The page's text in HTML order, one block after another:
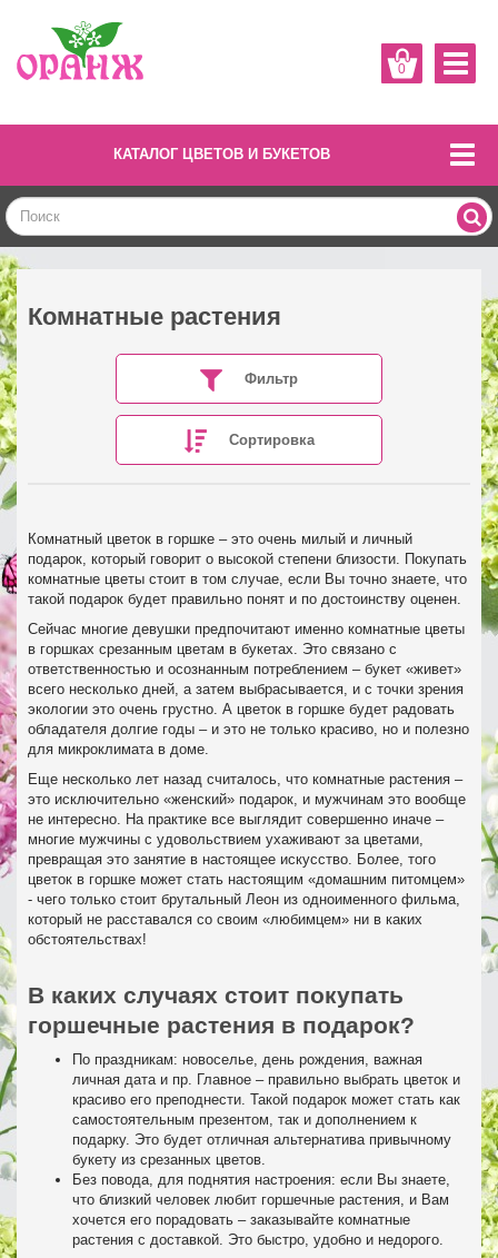
0
КАТАЛОГ ЦВЕТОВ И БУКЕТОВ
Комнатные растения
Фильтр
Сортировка
Комнатный цветок в горшке – это очень милый и личный
подарок, который говорит о высокой степени близости. Покупать
комнатные цветы стоит в том случае, если Вы точно знаете, что
такой подарок будет правильно понят и по достоинству оценен.
Сейчас многие девушки предпочитают именно комнатные цветы
в горшках срезанным цветам в букетах. Это связано с
ответственностью и осознанным потреблением – букет «живет»
всего несколько дней, а затем выбрасывается, и с точки зрения
экологии это очень грустно. А цветок в горшке будет радовать
обладателя долгие годы – и это не только красиво, но и полезно
для микроклимата в доме.
Еще несколько лет назад считалось, что комнатные растения –
это исключительно «женский» подарок, и мужчинам это вообще
не интересно. На практике все выглядит совершенно иначе –
многие мужчины с удовольствием ухаживают за цветами,
превращая это занятие в настоящее искусство. Более, того
цветок в горшке может стать настоящим «домашним питомцем»
- чего только стоит брутальный Леон из одноименного фильма,
который не расставался со своим «любимцем» ни в каких
обстоятельствах!
В каких случаях стоит покупать
горшечные растения в подарок?
По праздникам: новоселье, день рождения, важная
личная дата и пр. Главное – правильно выбрать цветок и
красиво его преподнести. Такой подарок может стать как
самостоятельным презентом, так и дополнением к
подарку. Это будет отличная альтернатива привычному
букету из срезанных цветов.
Без повода, для поднятия настроения: если Вы знаете,
что близкий человек любит горшечные растения, и Вам
хочется его порадовать – заказывайте комнатные
растения с доставкой. Это быстро, удобно и недорого.